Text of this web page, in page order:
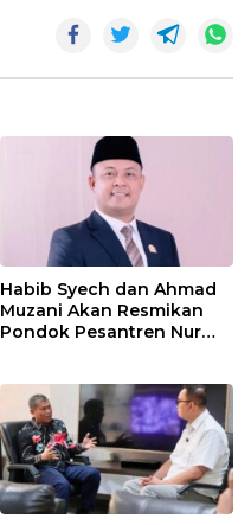
Habib Syech dan Ahmad
Muzani Akan Resmikan
Pondok Pesantren Nur